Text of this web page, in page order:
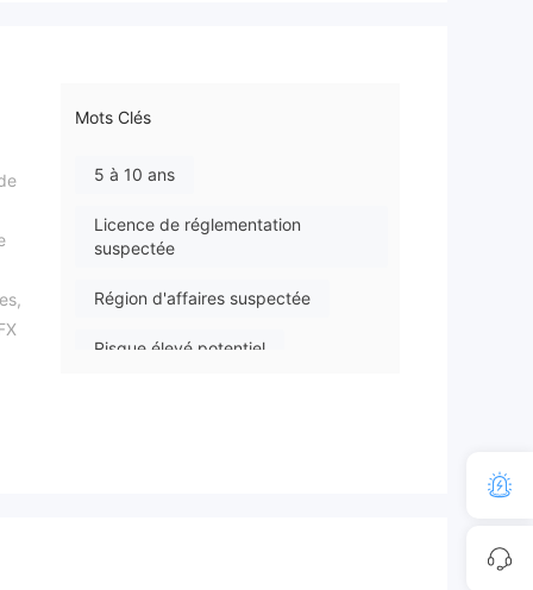
Mots Clés
5 à 10 ans
Licence de réglementation
suspectée
Région d'affaires suspectée
Risque élevé potentiel